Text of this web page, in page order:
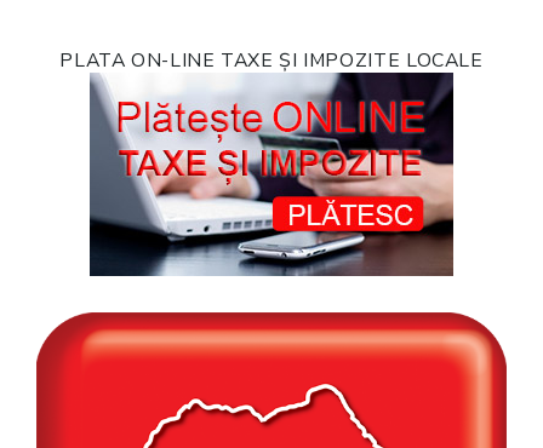
PLATA ON-LINE TAXE ȘI IMPOZITE LOCALE